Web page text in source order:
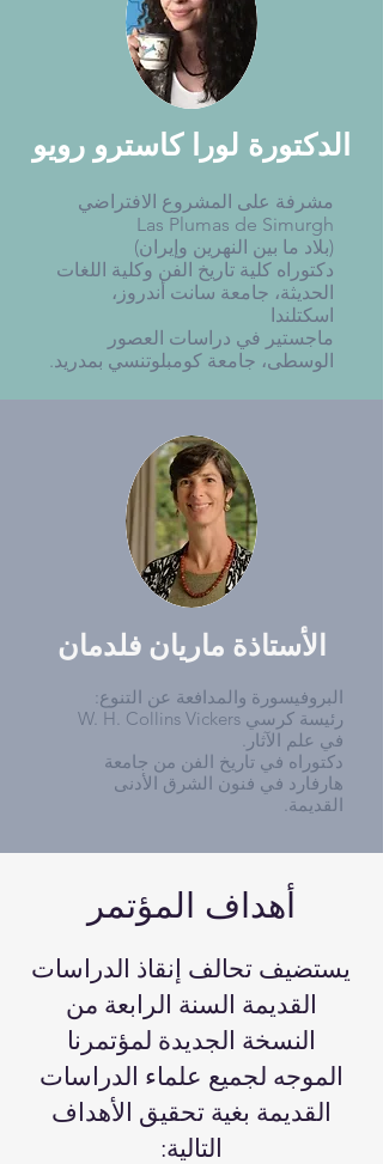
الدكتورة لورا كاسترو رويو
مشرفة على المشروع الافتراضي
Las Plumas de Simurgh
(بلاد ما بين النهرين وإيران)
دكتوراه كلية تاريخ الفن وكلية اللغات
الحديثة، جامعة سانت أندروز،
اسكتلندا
ماجستير في دراسات العصور
الوسطى، جامعة كومبلوتنسي بمدريد.
الأستاذة ماريان فلدمان
البروفيسورة والمدافعة عن التنوع:
رئيسة كرسي W. H. Collins Vickers
في علم الآثار.
دكتوراه في تاريخ الفن من جامعة
هارفارد في فنون الشرق الأدنى
القديمة.
أهداف المؤتمر
يستضيف تحالف إنقاذ الدراسات
القديمة السنة الرابعة من
النسخة الجديدة لمؤتمرنا
الموجه لجميع علماء الدراسات
القديمة بغية تحقيق الأهداف
التالية: